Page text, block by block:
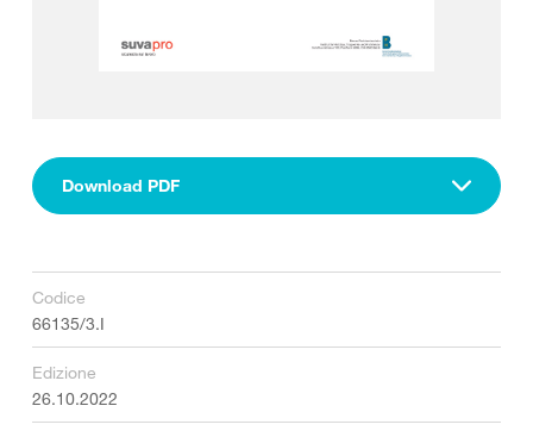
Download PDF
Codice
66135/3.I
Edizione
26.10.2022